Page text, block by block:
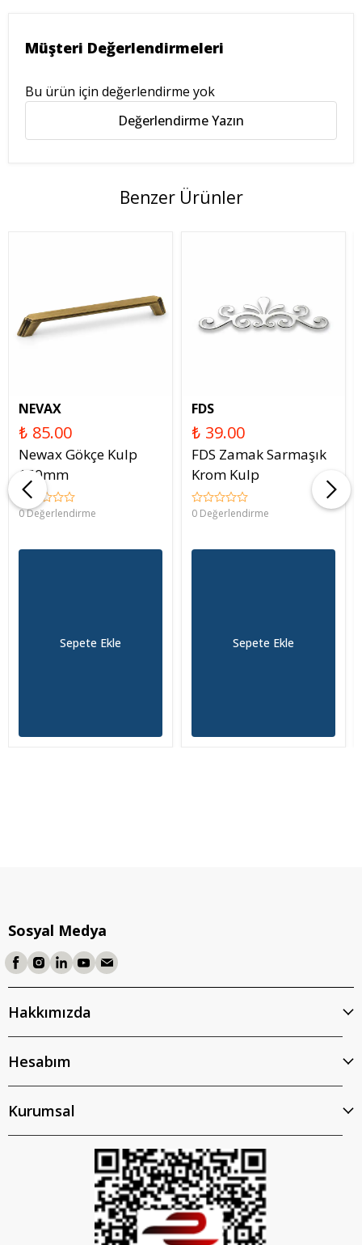
Müşteri Değerlendirmeleri
Bu ürün için değerlendirme yok
Değerlendirme Yazın
Benzer Ürünler
NEVAX
₺ 85.00
Newax Gökçe Kulp
160mm
0 Değerlendirme
Sepete Ekle
FDS
₺ 39.00
FDS Zamak Sarmaşık
Krom Kulp
0 Değerlendirme
Sepete Ekle
Sosyal Medya
Hakkımızda
Hesabım
Kurumsal